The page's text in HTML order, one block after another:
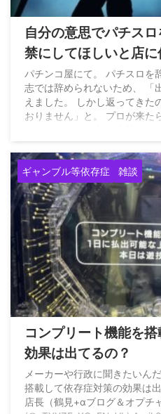
自分の意思でパチス
禁にしてほしいと店
対応はしておりませ
パチンコ屋にて。 パチスロを
志では辞められないため、 「
えました。 しかし返ってきた
おりません」と。 プロが来た
ギャンブル等依存症 雑談
コンプリート機能を
効果は出てるの？
メーカーや行政に聞きたいん
搭載して依存症対策の効果は
店長（鶴見+αブログ＆オプチ